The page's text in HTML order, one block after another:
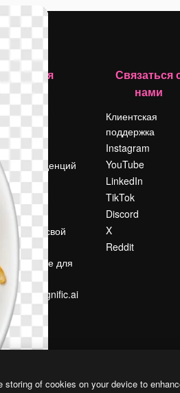
Компания
О нас
Вакансии
тенденций
Блог
События
Slidesgo
Продайте свой
контент
для
Ищете magnific.ai
Связаться
нами
Клиентская
поддержка
Instagram
YouTube
LinkedIn
TikTok
Discord
X
Reddit
storing of cookies on your device to